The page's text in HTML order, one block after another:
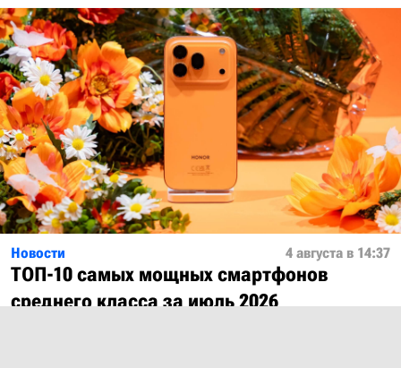
Новости 4 августа в 14:37
ТОП-10 самых мощных смартфонов
среднего класса за июль 2026